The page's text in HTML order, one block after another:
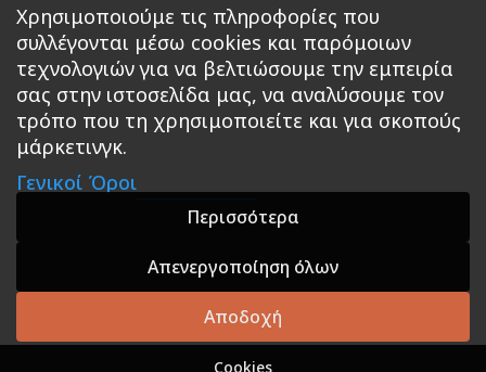
Προσθήκη στο καλάθι Προσθήκη στο καλάθι
Κεντρική Βιβλία
Roleplaying Games Ψυχαγωγία Εκδόσεις Βάρδος
Σε Προσφορά
A theme by GradientThemes - A theme by Gradient
Themes
Χρησιμοποιούμε τις πληροφορίες που
συλλέγονται μέσω cookies και παρόμοιων
τεχνολογιών για να βελτιώσουμε την εμπειρία
σας στην ιστοσελίδα μας, να αναλύσουμε τον
τρόπο που τη χρησιμοποιείτε και για σκοπούς
μάρκετινγκ.
Γενικοί Όροι
Περισσότερα
Απενεργοποίηση όλων
Αποδοχή
Cookies